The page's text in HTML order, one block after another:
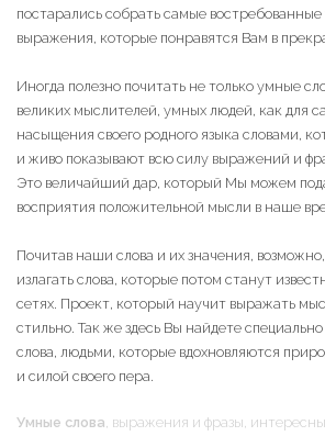
постарались собрать самые
выражения, которые понравятся Вам в
Иногда полезно почитать не только умные
великих мыслителей, умных людей, как для
насыщения своего родного языка словами,
и живо показывают всю силу выражений и
Это величайший дар, который Мы можем
восприятия положительной мысли в наше
Почитав наши слова и их значения,
излагать слова, которые потом станут
сетях. Проект, который научит выражать
стильно. Так же здесь Вы найдете
слова, людьми, которые вдохновляются
и силой своего пера.
Умные слова, выражения и фразы,